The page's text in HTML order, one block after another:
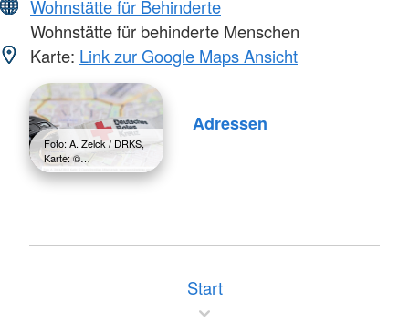
Wohnstätte für Behinderte
Wohnstätte für behinderte Menschen
Karte: Link zur Google Maps Ansicht
Foto: A. Zelck / DRKS,
Karte: ©…
Adressen
Start